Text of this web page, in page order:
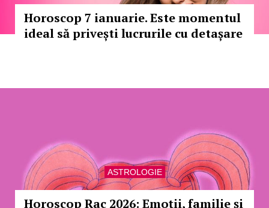
Horoscop 7 ianuarie. Este momentul
ideal să privești lucrurile cu detașare
ASTROLOGIE
Horoscop Rac 2026: Emoții, familie și